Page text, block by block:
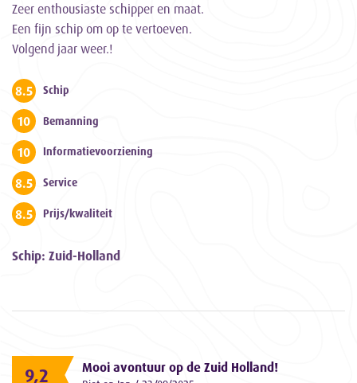
Zeer enthousiaste schipper en maat.
Een fijn schip om op te vertoeven.
Volgend jaar weer.!
8.5 Schip
10 Bemanning
10 Informatievoorziening
8.5 Service
8.5 Prijs/kwaliteit
Schip: Zuid-Holland
9,2 Mooi avontuur op de Zuid Holland!